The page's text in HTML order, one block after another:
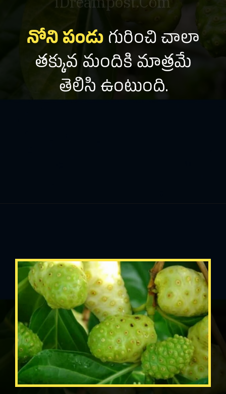
నోని పండు గురించి చాలా
తక్కువ మందికి మాత్రమే
తెలిసి ఉంటుంది.